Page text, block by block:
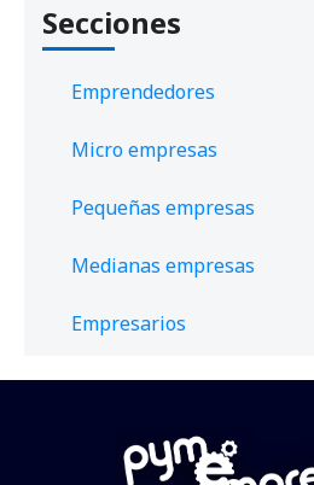
Secciones
Emprendedores
Micro empresas
Pequeñas empresas
Medianas empresas
Empresarios